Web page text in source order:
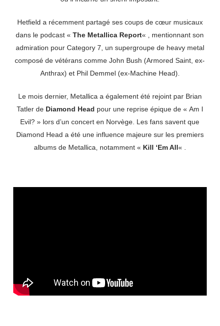
Hetfield a récemment partagé ses coups de cœur musicaux
dans le podcast «The Metallica Report« , mentionnant son
admiration pour Category 7, un supergroupe de heavy metal
composé de vétérans comme John Bush (Armored Saint, ex-
Anthrax) et Phil Demmel (ex-Machine Head).
Le mois dernier, Metallica a également été rejoint par Brian
Tatler de Diamond Head pour une reprise épique de « Am I
Evil? » lors d’un concert en Norvège. Les fans savent que
Diamond Head a été une influence majeure sur les premiers
albums de Metallica, notamment « Kill ‘Em All« .